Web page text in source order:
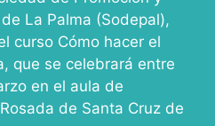
La Palma (Sodepal),
curso Cómo hacer el
que se celebrará entre
en el aula de
de Santa Cruz de